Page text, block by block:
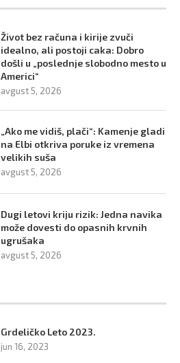
Život bez računa i kirije zvuči
idealno, ali postoji caka: Dobro
došli u „poslednje slobodno mesto u
Americi“
avgust 5, 2026
„Ako me vidiš, plači“: Kamenje gladi
na Elbi otkriva poruke iz vremena
velikih suša
avgust 5, 2026
Dugi letovi kriju rizik: Jedna navika
može dovesti do opasnih krvnih
ugrušaka
avgust 5, 2026
Grdeličko Leto 2023.
jun 16, 2023